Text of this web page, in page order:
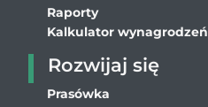
Raporty
Kalkulator wynagrodzeń
Rozwijaj się
Prasówka